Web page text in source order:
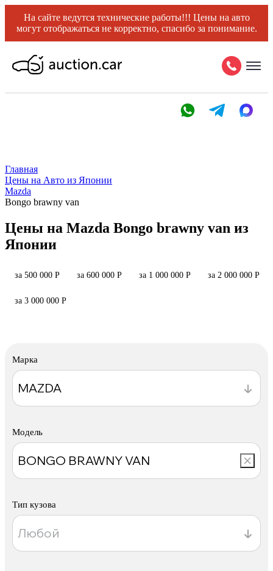
На сайте ведутся технические работы!!! Цены на авто
могут отображаться не корректно, спасибо за понимание.
Главная
Цены на Авто из Японии
Mazda
Bongo brawny van
Цены на Mazda Bongo brawny van из
Японии
за 500 000 Р за 600 000 Р за 1 000 000 Р за 2 000 000 Р
за 3 000 000 Р
Марка
Модель
Тип кузова